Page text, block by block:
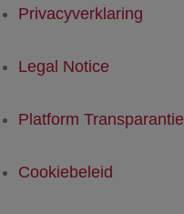
Privacyverklaring
Legal Notice
Platform Transparantie
Cookiebeleid